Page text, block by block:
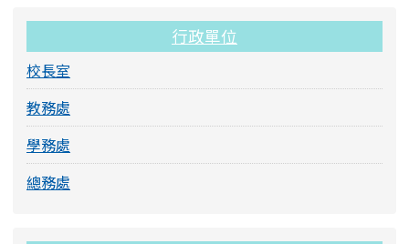
行政單位
校長室
教務處
學務處
總務處